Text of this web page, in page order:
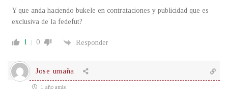
Y que anda haciendo bukele en contrataciones y publicidad que es
exclusiva de la fedefut?
1 0 Responder
Jose umaña
1 año atrás